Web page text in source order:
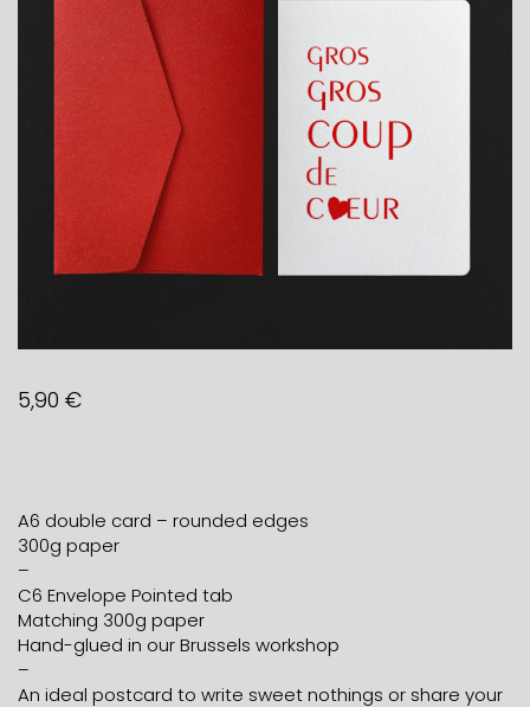
5,90 €
A6 double card – rounded edges
300g paper
–
C6 Envelope Pointed tab
Matching 300g paper
Hand-glued in our Brussels workshop
–
An ideal postcard to write sweet nothings or share your